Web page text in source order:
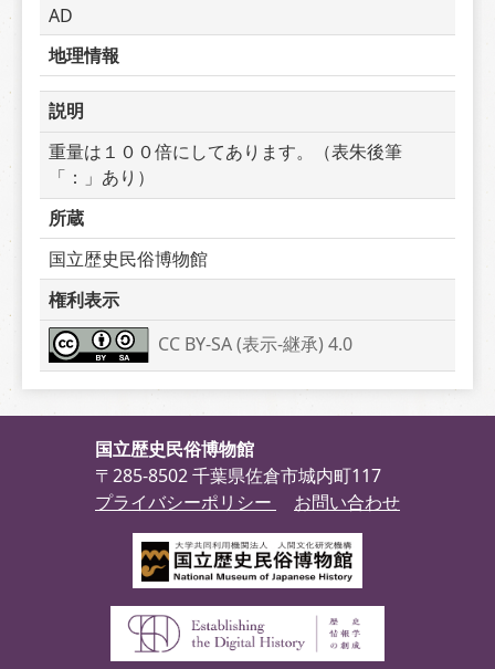
AD
地理情報
説明
重量は１００倍にしてあります。（表朱後筆
「：」あり）
所蔵
国立歴史民俗博物館
権利表示
CC BY-SA (表示-継承) 4.0
国立歴史民俗博物館
〒285-8502 千葉県佐倉市城内町117
プライバシーポリシー
お問い合わせ